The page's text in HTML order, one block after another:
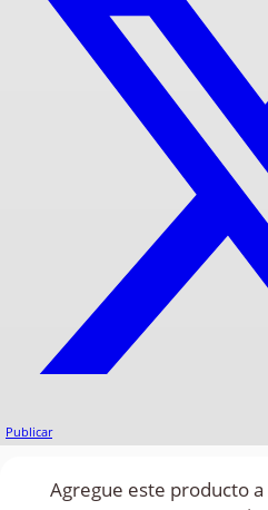
Publicar
Agregue este producto